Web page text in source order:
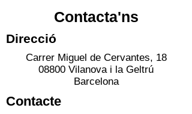
Contacta'ns
Direcció
Carrer Miguel de Cervantes, 18
08800 Vilanova i la Geltrú
Barcelona
Contacte